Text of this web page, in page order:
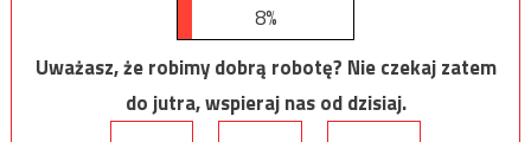
8%
Uważasz, że robimy dobrą robotę? Nie czekaj zatem
do jutra, wspieraj nas od dzisiaj.